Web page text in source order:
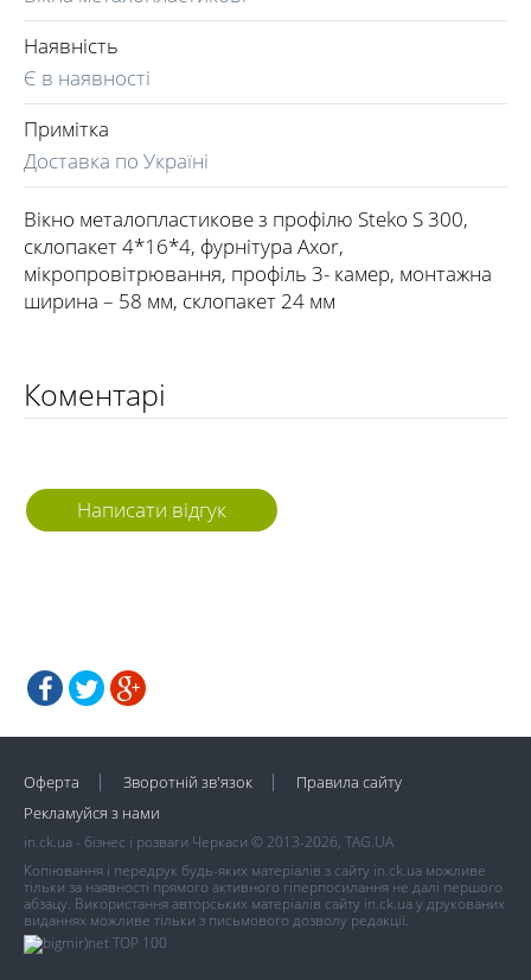
Наявність
Є в наявності
Примітка
Доставка по Україні
Вікно металопластикове з профілю Steko S 300,
склопакет 4*16*4, фурнітура Axor,
мікропровітрювання, профіль 3- камер, монтажна
ширина – 58 мм, склопакет 24 мм
Коментарі
Написати відгук
Оферта Зворотній зв'язок
Правила сайту
Рекламуйся з нами
in.ck.ua - бізнес і розваги Черкаси © 2013-2026, TAG.UA
Копіювання і передрук будь-яких матеріалів з сайту in.ck.ua можливе
тільки за наявності прямого активного гіперпосилання не далі першого
абзацу. Використання авторських матеріалів сайту in.ck.ua у друкованих
виданнях можливе тільки з письмового дозволу редакції.